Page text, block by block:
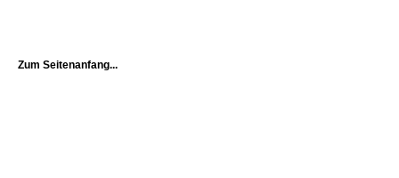
Zum Seitenanfang...